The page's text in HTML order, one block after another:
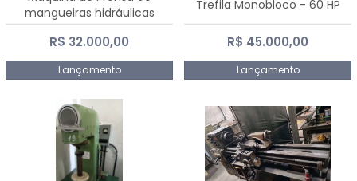
mangueiras hidráulicas
PE50TF - 2017
R$ 32.000,00
Lançamento
Trefila Monobloco - 60 HP
R$ 45.000,00
Lançamento